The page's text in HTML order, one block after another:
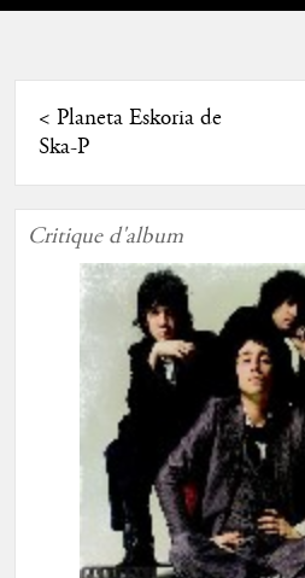
< Planeta Eskoria de
Ska-P
Critique d'album